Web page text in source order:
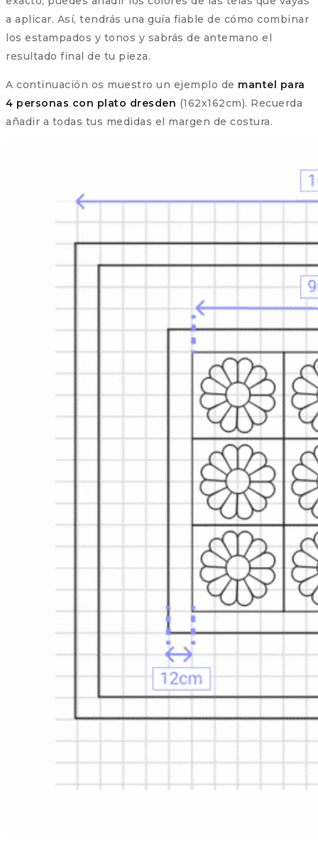
a aplicar. Así, tendrás una guía fiable de cómo combinar
los estampados y tonos y sabrás de antemano el
resultado final de tu pieza.
A continuación os muestro un ejemplo de mantel para
4 personas con plato dresden (162x162cm). Recuerda
añadir a todas tus medidas el margen de costura.